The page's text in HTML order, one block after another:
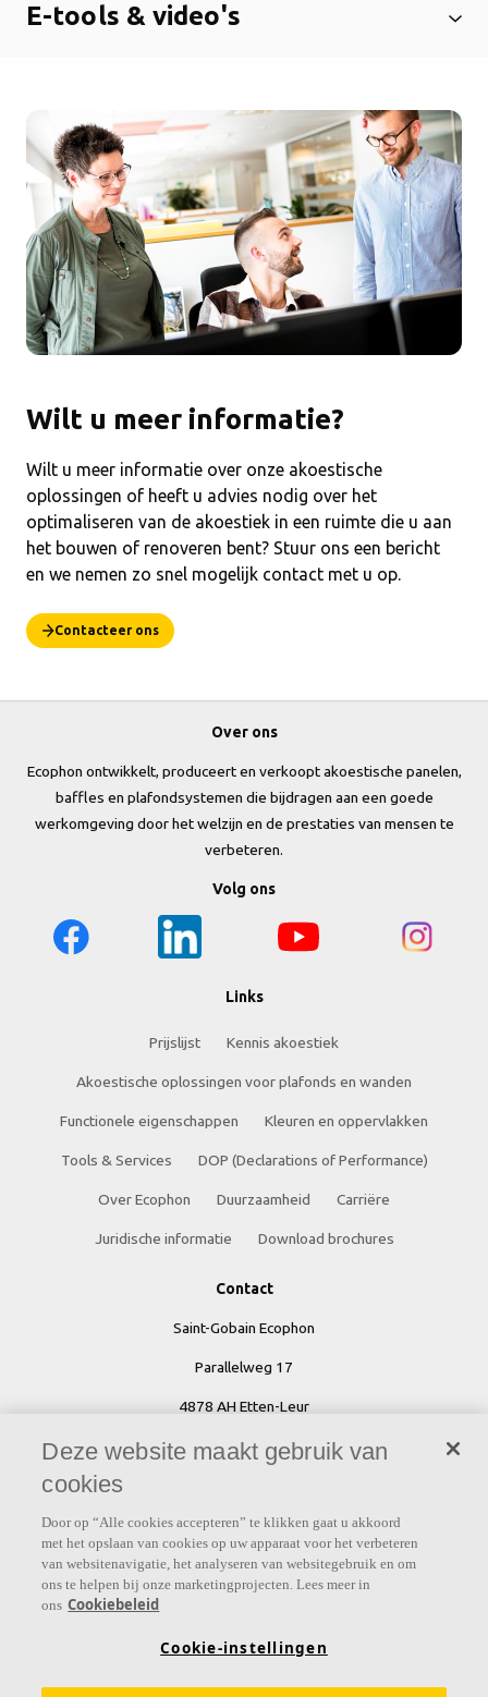
E-tools & video's
Wilt u meer informatie?
Wilt u meer informatie over onze akoestische
oplossingen of heeft u advies nodig over het
optimaliseren van de akoestiek in een ruimte die u aan
het bouwen of renoveren bent? Stuur ons een bericht
en we nemen zo snel mogelijk contact met u op.
Contacteer ons
Over ons
Ecophon ontwikkelt, produceert en verkoopt akoestische panelen,
baffles en plafondsystemen die bijdragen aan een goede
werkomgeving door het welzijn en de prestaties van mensen te
verbeteren.
Volg ons
Links
Prijslijst Kennis akoestiek
Akoestische oplossingen voor plafonds en wanden
Functionele eigenschappen Kleuren en oppervlakken
Tools & Services DOP (Declarations of Performance)
Over Ecophon Duurzaamheid Carriëre
Juridische informatie Download brochures
Contact
Saint-Gobain Ecophon
Parallelweg 17
4878 AH Etten-Leur
E-mail:info@ecophon.nl
Deze website maakt gebruik van
cookies
Door op “Alle cookies accepteren” te klikken gaat u akkoord
met het opslaan van cookies op uw apparaat voor het verbeteren
van websitenavigatie, het analyseren van websitegebruik en om
ons te helpen bij onze marketingprojecten. Lees meer in
ons Cookiebeleid
Cookie-instellingen